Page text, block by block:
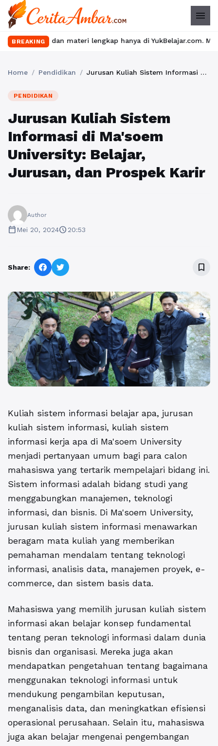
menu
BREAKING
materi lengkap hanya di YukBelajar.com. Mulai
Home / Pendidikan / Jurusan Kuliah Sistem Informasi di Ma'soem University: Belajar, Jurusan, dan Prospek Karir
PENDIDIKAN
Jurusan Kuliah Sistem
Informasi di Ma'soem
University: Belajar,
Jurusan, dan Prospek Karir
Author
calendar_todayMei 20, 2024schedule20:53
Share: bookmark_border
Kuliah sistem informasi belajar apa, jurusan
kuliah sistem informasi, kuliah sistem
informasi kerja apa di Ma'soem University
menjadi pertanyaan umum bagi para calon
mahasiswa yang tertarik mempelajari bidang ini.
Sistem informasi adalah bidang studi yang
menggabungkan manajemen, teknologi
informasi, dan bisnis. Di Ma'soem University,
jurusan kuliah sistem informasi menawarkan
beragam mata kuliah yang memberikan
pemahaman mendalam tentang teknologi
informasi, analisis data, manajemen proyek, e-
commerce, dan sistem basis data.
Mahasiswa yang memilih jurusan kuliah sistem
informasi akan belajar konsep fundamental
tentang peran teknologi informasi dalam dunia
bisnis dan organisasi. Mereka juga akan
mendapatkan pengetahuan tentang bagaimana
menggunakan teknologi informasi untuk
mendukung pengambilan keputusan,
menganalisis data, dan meningkatkan efisiensi
operasional perusahaan. Selain itu, mahasiswa
juga akan belajar mengenai pengembangan